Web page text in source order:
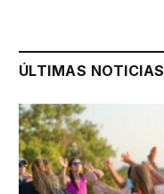
ÚLTIMAS NOTICIAS